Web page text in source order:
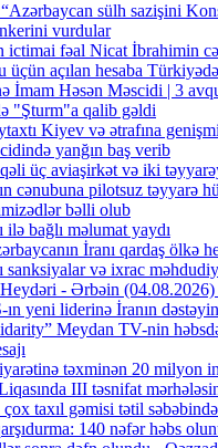
sülh sazişini
vurdular
ictimai fəal Nicat İbrahimin
açılan hesaba
İmam Həsən Məscidi | 3
"Şturm"a qalib gəldi
Kiyev və ətrafına
yanğın baş verib
üç aviaşirkət və iki
cənubuna pilotsuz təyyarə
bəlli olub
bağlı məlumat yaydı
İranı qardaş ölkə
sanksiyalar və ixrac
Heydəri - Ərbəin
yeni liderinə İranın
Meydan TV-nin
təxminən 20 milyon
III təsnifat
taxıl gəmisi tətil
140 nəfər həbs